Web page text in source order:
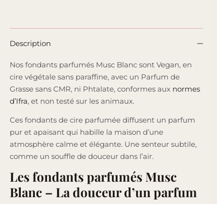
Description
Nos fondants parfumés Musc Blanc sont Vegan, en
cire végétale sans paraffine, avec un Parfum de
Grasse sans CMR, ni Phtalate, conformes aux normes
d’Ifra, et non testé sur les animaux.
Ces fondants de cire parfumée diffusent un parfum
pur et apaisant qui habille la maison d’une
atmosphère calme et élégante. Une senteur subtile,
comme un souffle de douceur dans l’air.
Les fondants parfumés Musc
Blanc – La douceur d’un parfum